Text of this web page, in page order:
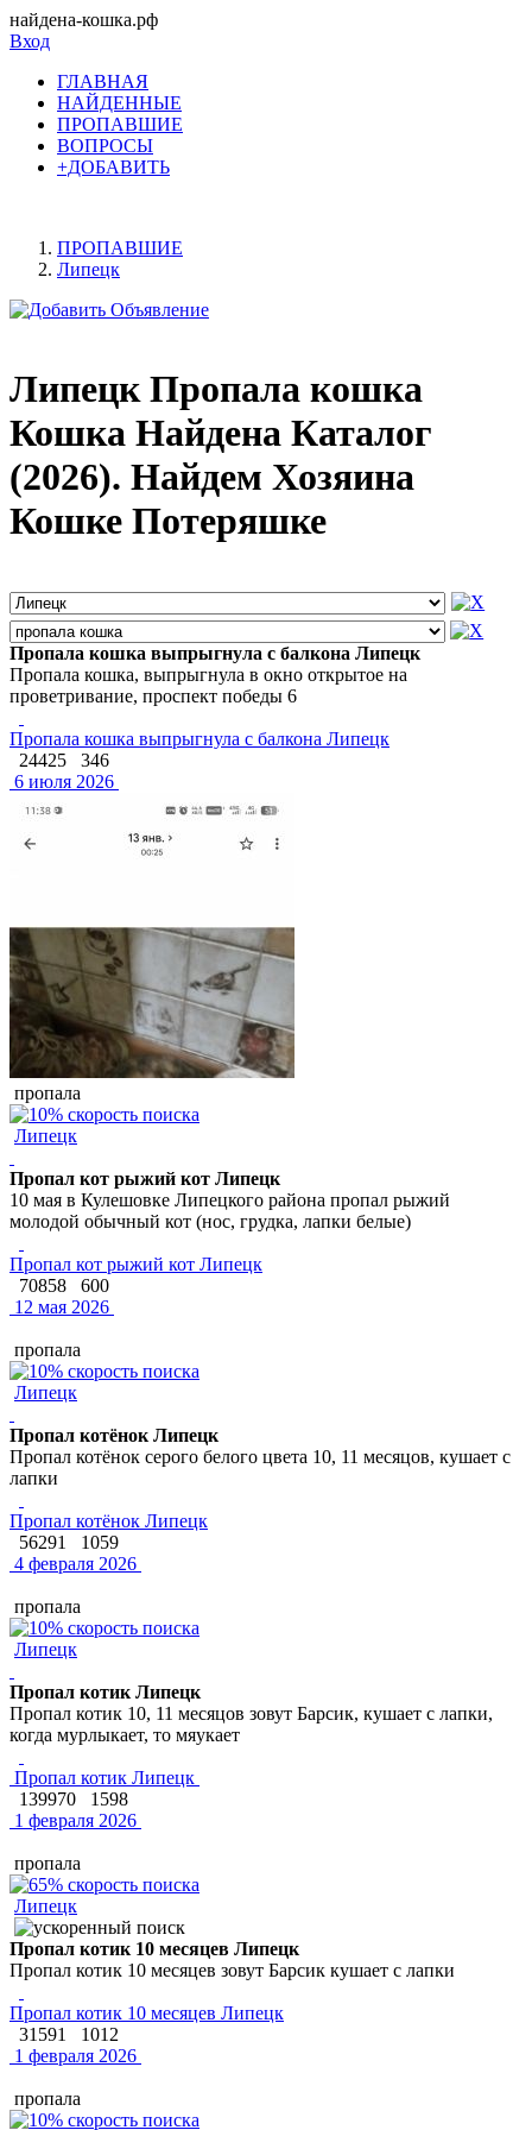
найдена-кошка.рф
Вход
ГЛАВНАЯ
НАЙДЕННЫЕ
ПРОПАВШИЕ
ВОПРОСЫ
+ДОБАВИТЬ
ПРОПАВШИЕ
Липецк
Липецк Пропала кошка
Кошка Найдена Каталог
(2026). Найдем Хозяина
Кошке Потеряшке
Пропала кошка выпрыгнула с балкона Липецк
Пропала кошка, выпрыгнула в окно открытое на
проветривание, проспект победы 6
Пропала кошка выпрыгнула с балкона Липецк
24425
346
6 июля 2026
пропала
Липецк
Пропал кот рыжий кот Липецк
10 мая в Кулешовке Липецкого района пропал рыжий
молодой обычный кот (нос, грудка, лапки белые)
Пропал кот рыжий кот Липецк
70858
600
12 мая 2026
пропала
Липецк
Пропал котёнок Липецк
Пропал котёнок серого белого цвета 10, 11 месяцов, кушает с
лапки
Пропал котёнок Липецк
56291
1059
4 февраля 2026
пропала
Липецк
Пропал котик Липецк
Пропал котик 10, 11 месяцов зовут Барсик, кушает с лапки,
когда мурлыкает, то мяукает
Пропал котик Липецк
139970
1598
1 февраля 2026
пропала
Липецк
Пропал котик 10 месяцев Липецк
Пропал котик 10 месяцев зовут Барсик кушает с лапки
Пропал котик 10 месяцев Липецк
31591
1012
1 февраля 2026
пропала